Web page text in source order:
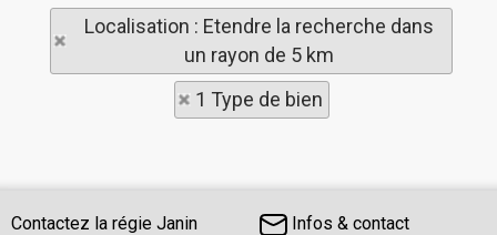
Localisation : Etendre la recherche dans
un rayon de 5 km
1 Type de bien
Contactez la régie Janin
Infos & contact